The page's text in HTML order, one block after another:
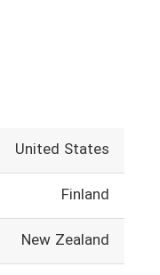
United States
Finland
New Zealand